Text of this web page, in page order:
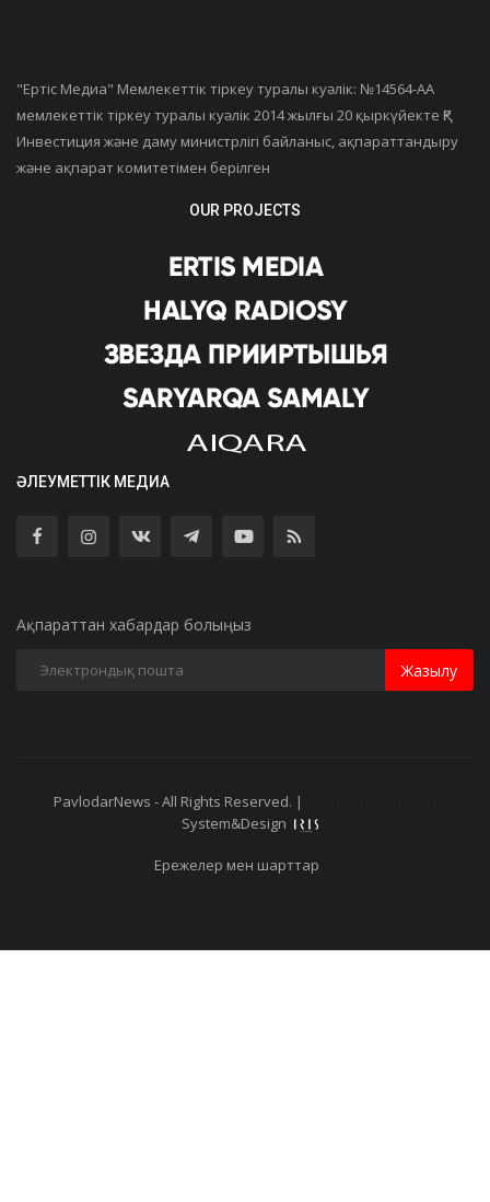
"Ертiс Медиа" Мемлекеттік тіркеу туралы куәлік: №14564-АА
мемлекеттік тіркеу туралы куәлік 2014 жылғы 20 қыркүйекте ҚР
Инвестиция және даму министрлігі байланыс, ақпараттандыру
және ақпарат комитетімен берілген
OUR PROJECTS
ӘЛЕУМЕТТІК МЕДИА
Ақпараттан хабардар болыңыз
Жазылу
PavlodarNews - All Rights Reserved. |
System&Design
Ережелер мен шарттар